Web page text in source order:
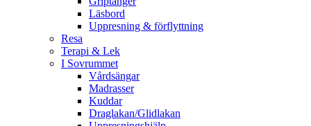
Läsbord
Uppresning & förflyttning
Resa
Terapi & Lek
I Sovrummet
Vårdsängar
Madrasser
Kuddar
Draglakan/Glidlakan